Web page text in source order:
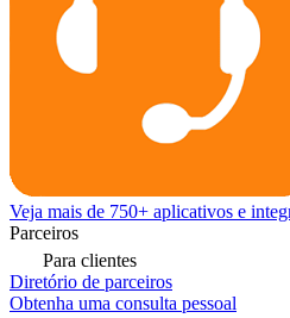
Veja mais de 750+ aplicativos e
Parceiros
Para clientes
Diretório de parceiros
Obtenha uma consulta pessoal